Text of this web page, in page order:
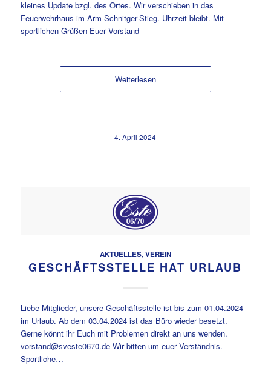
kleines Update bzgl. des Ortes. Wir verschieben in das
Feuerwehrhaus im Arm-Schnitger-Stieg. Uhrzeit bleibt. Mit
sportlichen Grüßen Euer Vorstand
Weiterlesen
4. April 2024
AKTUELLES,VEREIN
GESCHÄFTSSTELLE HAT URLAUB
Liebe Mitglieder, unsere Geschäftsstelle ist bis zum 01.04.2024
im Urlaub. Ab dem 03.04.2024 ist das Büro wieder besetzt.
Gerne könnt ihr Euch mit Problemen direkt an uns wenden.
vorstand@sveste0670.de Wir bitten um euer Verständnis.
Sportliche…